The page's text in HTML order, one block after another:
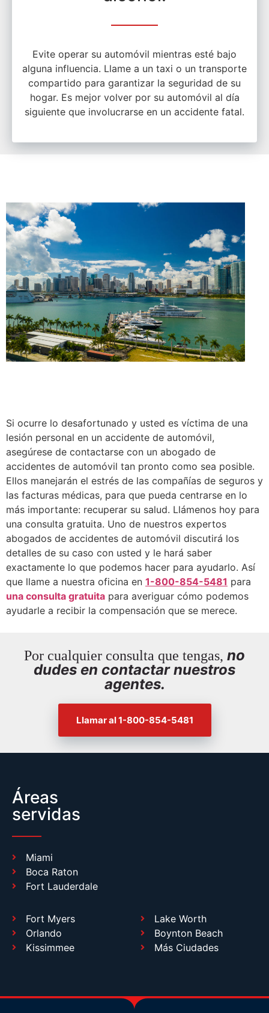
Evite operar su automóvil mientras esté bajo
alguna influencia. Llame a un taxi o un transporte
compartido para garantizar la seguridad de su
hogar. Es mejor volver por su automóvil al día
siguiente que involucrarse en un accidente fatal.
Si ocurre lo desafortunado y usted es víctima de una
lesión personal en un accidente de automóvil,
asegúrese de contactarse con un abogado de
accidentes de automóvil tan pronto como sea posible.
Ellos manejarán el estrés de las compañías de seguros y
las facturas médicas, para que pueda centrarse en lo
más importante: recuperar su salud. Llámenos hoy para
una consulta gratuita. Uno de nuestros expertos
abogados de accidentes de automóvil discutirá los
detalles de su caso con usted y le hará saber
exactamente lo que podemos hacer para ayudarlo. Así
que llame a nuestra oficina en 1-800-854-5481 para
una consulta gratuita para averiguar cómo podemos
ayudarle a recibir la compensación que se merece.
Por cualquier consulta que tengas, no
dudes en contactar nuestros
agentes.
Llamar al 1-800-854-5481
Áreas
servidas
Miami
Boca Raton
Fort Lauderdale
Fort Myers
Orlando
Kissimmee
Lake Worth
Boynton Beach
Más Ciudades